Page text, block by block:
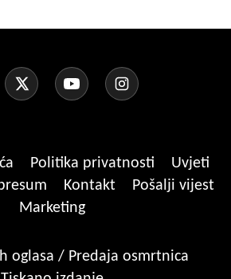
Politika privatnosti
Uvjeti
Kontakt
Pošalji vijest
Marketing
oglasa / Predaja osmrtnica